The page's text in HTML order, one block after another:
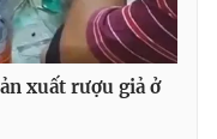
xuất rượu giả ở